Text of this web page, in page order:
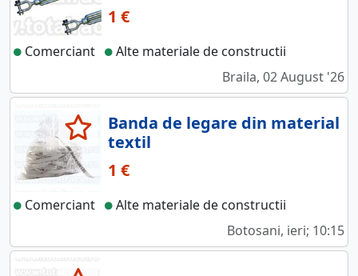
1 €
Comerciant
Alte materiale de constructii
Braila, 02 August '26
Banda de legare din material
textil
1 €
Comerciant
Alte materiale de constructii
Botosani, ieri; 10:15